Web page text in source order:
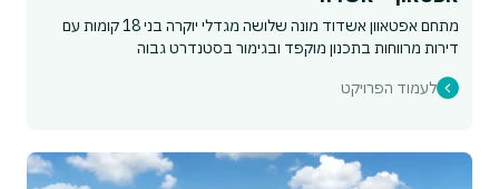
מתחם אפטאוון אשדוד מונה שלושה מגדלי יוקרה בני 18 קומות עם
דירות מרווחות בתכנון מוקפד ובגימור בסטנדרט גבוה
לעמוד הפרויקט